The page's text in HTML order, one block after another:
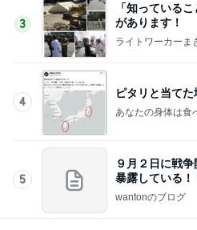
このジャンルの記事をもっと見
レジェンド松下のな
Amebaトピックス 16
薬丸裕英 焼肉シメの
Amebaトピックス 1日